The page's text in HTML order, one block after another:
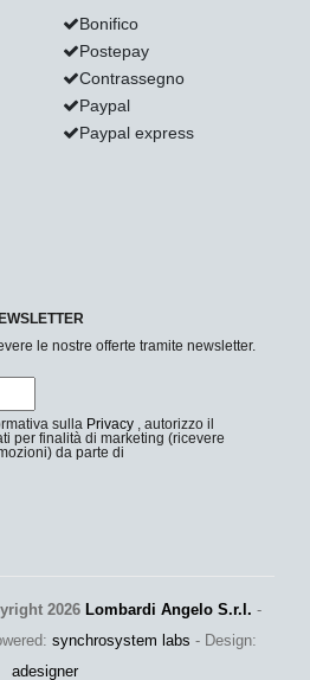
Bonifico
Postepay
Contrassegno
Paypal
Paypal express
le nostre offerte tramite newsletter.
sulla Privacy , autorizzo il
per finalità di marketing (ricevere
da parte di
2026 Lombardi Angelo S.r.l. -
synchrosystem labs - Design:
adesigner